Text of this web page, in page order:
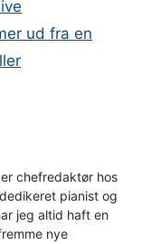
ud fra en
chefredaktør hos
pianist og
jeg altid haft en
nye